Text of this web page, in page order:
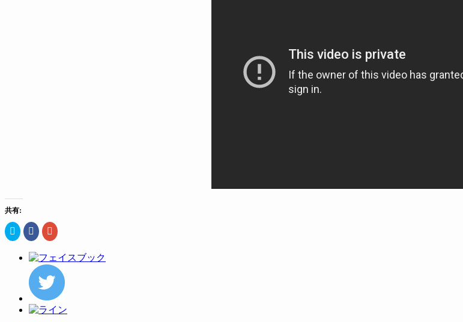
共有:
ク
リ
し
Twitter
(新
し
Facebook
で
有
す
る
に
は
ク
リ
ッ
ク
し
ク
リ
し
て
Google+
で
有
(新
し
い